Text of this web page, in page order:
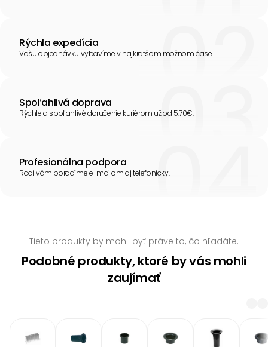
Rýchla expedícia
Vašu objednávku vybavíme v najkratšom možnom čase.
Spoľahlivá doprava
Rýchle a spoľahlivé doručenie kuriérom už od 5.70€.
Profesionálna podpora
Radi vám poradíme e-mailom aj telefonicky.
Tieto produkty by mohli byť práve to, čo hľadáte.
Podobné produkty, ktoré by vás mohli
zaujímať